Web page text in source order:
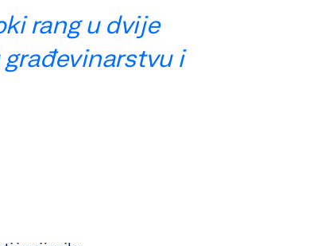
rang u dvije
i